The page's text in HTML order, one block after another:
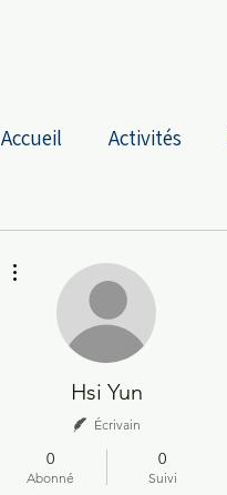
Accueil Activités
Hsi Yun
Écrivain
0
Abonné
0
Suivi